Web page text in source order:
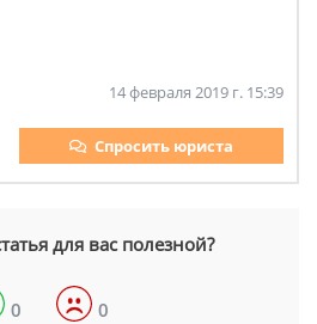
14 февраля 2019 г. 15:39
Спросить юриста
для вас полезной?
0 0